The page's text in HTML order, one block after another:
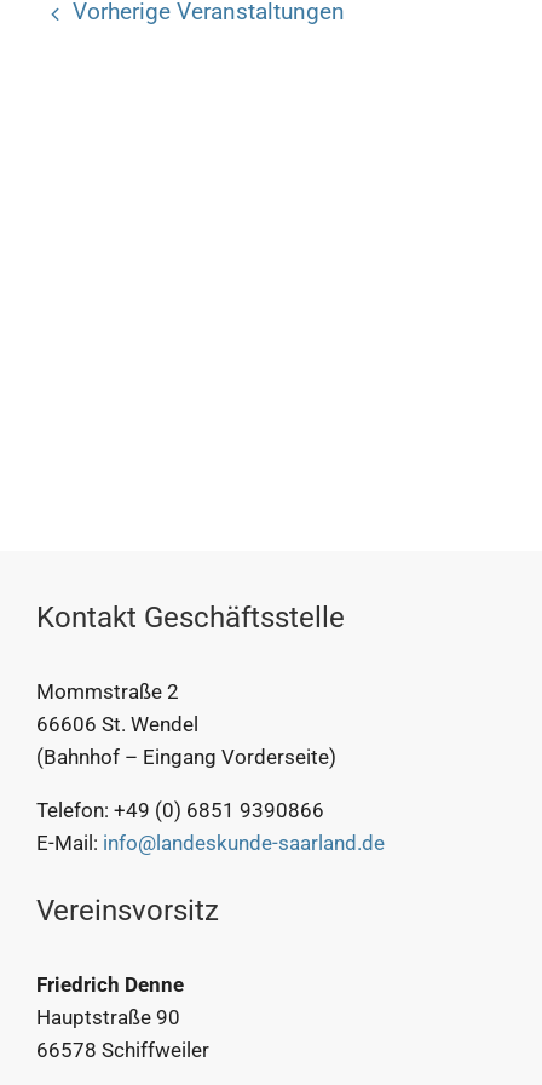
VorherigeVeranstaltungen
Kontakt Geschäftsstelle
Mommstraße 2
66606 St. Wendel
(Bahnhof – Eingang Vorderseite)
Telefon: +49 (0) 6851 9390866
E-Mail: info@landeskunde-saarland.de
Vereinsvorsitz
Friedrich Denne
Hauptstraße 90
66578 Schiffweiler